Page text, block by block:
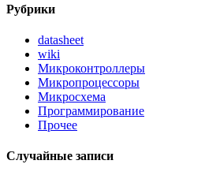
Рубрики
datasheet
wiki
Микроконтроллеры
Микропроцессоры
Микросхема
Программирование
Прочее
Случайные записи